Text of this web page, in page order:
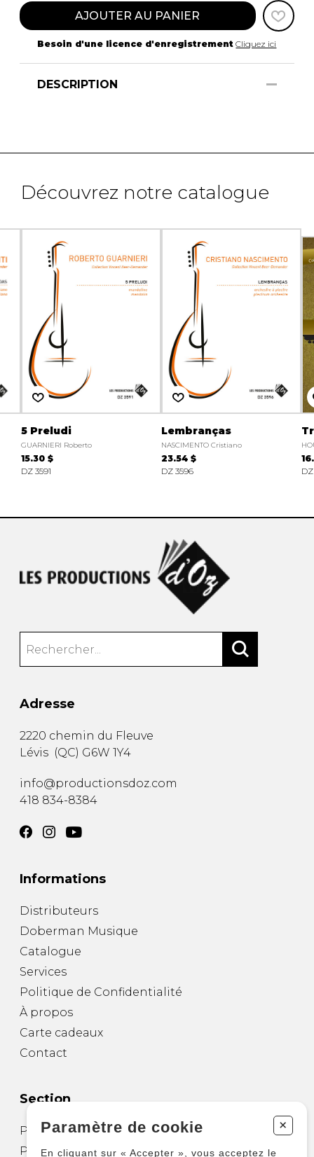
AJOUTER AU PANIER
Besoin d'une licence d'enregistrement Cliquez ici
DESCRIPTION
Découvrez notre catalogue
5 Preludi
GUARNIERI Roberto
15.30 $
DZ 3591
Lembranças
NASCIMENTO Cristiano
23.54 $
DZ 3596
Adresse
2220 chemin du Fleuve
Lévis (QC) G6W 1Y4
info@productionsdoz.com
418 834-8384
Informations
Distributeurs
Doberman Musique
Catalogue
Services
Politique de Confidentialité
À propos
Carte cadeaux
Contact
Section
Partitions pour guitare
Partitions pour autres instruments
Paramètre de cookie +
En cliquant sur « Accepter », vous acceptez le